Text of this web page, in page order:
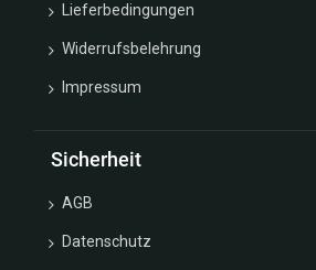
Lieferbedingungen
Widerrufsbelehrung
Impressum
Sicherheit
AGB
Datenschutz